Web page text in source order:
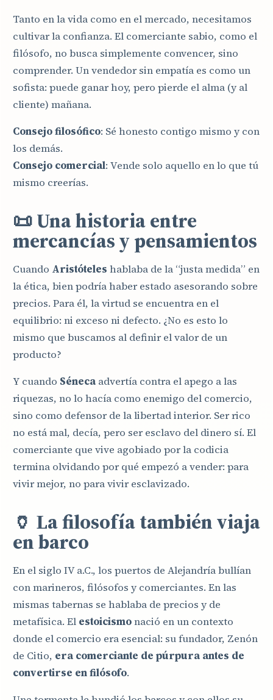
Tanto en la vida como en el mercado, necesitamos
cultivar la confianza. El comerciante sabio, como el
filósofo, no busca simplemente convencer, sino
comprender. Un vendedor sin empatía es como un
sofista: puede ganar hoy, pero pierde el alma (y al
cliente) mañana.
Consejo filosófico: Sé honesto contigo mismo y con
los demás.
Consejo comercial: Vende solo aquello en lo que tú
mismo creerías.
📜 Una historia entre
mercancías y pensamientos
Cuando Aristóteles hablaba de la “justa medida” en
la ética, bien podría haber estado asesorando sobre
precios. Para él, la virtud se encuentra en el
equilibrio: ni exceso ni defecto. ¿No es esto lo
mismo que buscamos al definir el valor de un
producto?
Y cuando Séneca advertía contra el apego a las
riquezas, no lo hacía como enemigo del comercio,
sino como defensor de la libertad interior. Ser rico
no está mal, decía, pero ser esclavo del dinero sí. El
comerciante que vive agobiado por la codicia
termina olvidando por qué empezó a vender: para
vivir mejor, no para vivir esclavizado.
🏺 La filosofía también viaja
en barco
En el siglo IV a.C., los puertos de Alejandría bullían
con marineros, filósofos y comerciantes. En las
mismas tabernas se hablaba de precios y de
metafísica. El estoicismonació en un contexto
donde el comercio era esencial: su fundador, Zenón
de Citio, era comerciante de púrpura antes de
convertirse en filósofo.